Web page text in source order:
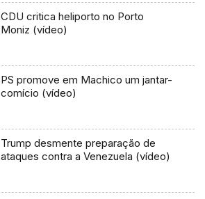
CDU critica heliporto no Porto
Moniz (vídeo)
PS promove em Machico um jantar-
comício (vídeo)
Trump desmente preparação de
ataques contra a Venezuela (vídeo)